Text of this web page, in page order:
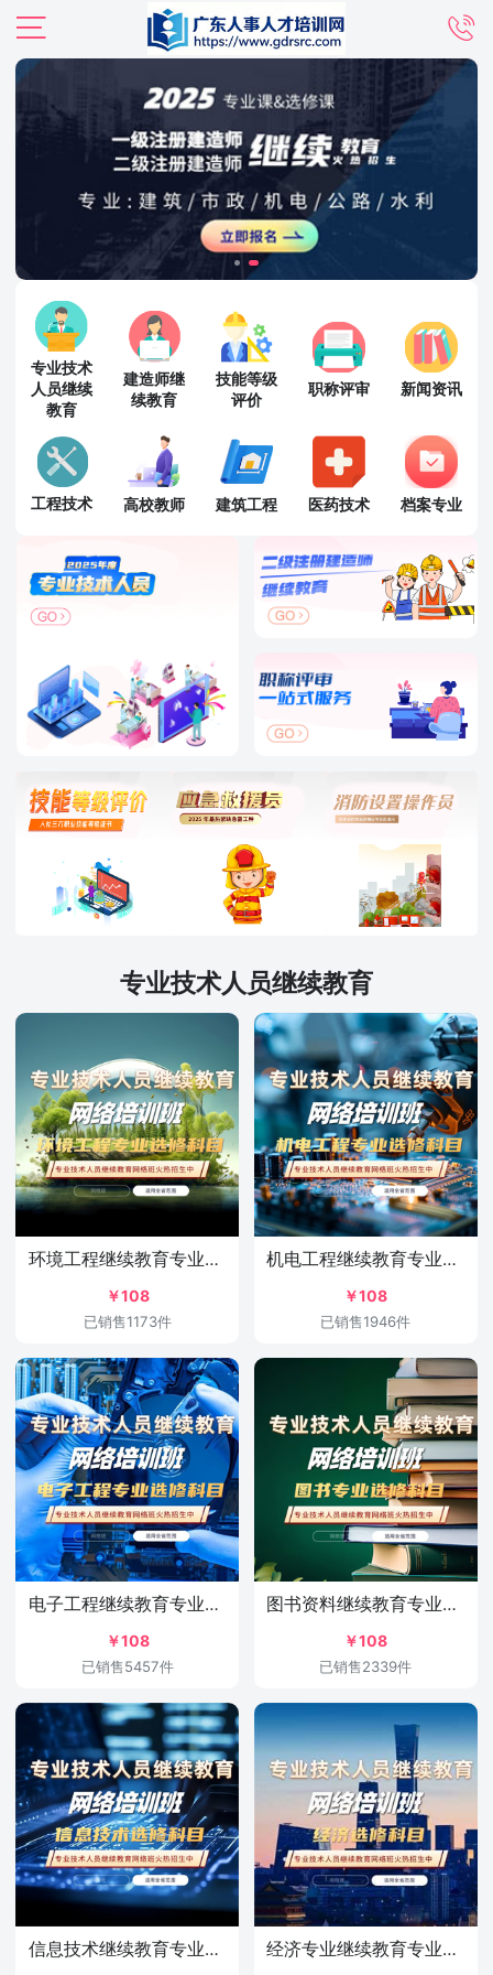
专业技术
人员继续
教育
建造师继
续教育
技能等级
评价
职称评审 新闻资讯
工程技术 高校教师 建筑工程 医药技术 档案专业
专业技术人员继续教育
环境工程继续教育专业选修科目培训班
￥108
已销售1173件
机电工程继续教育专业选修科目培训班
￥108
已销售1946件
电子工程继续教育专业选修科目培训班
￥108
已销售5457件
图书资料继续教育专业选修科目培训班
￥108
已销售2339件
信息技术继续教育专业选修科目培训班 经济专业继续教育专业选修科目培训班